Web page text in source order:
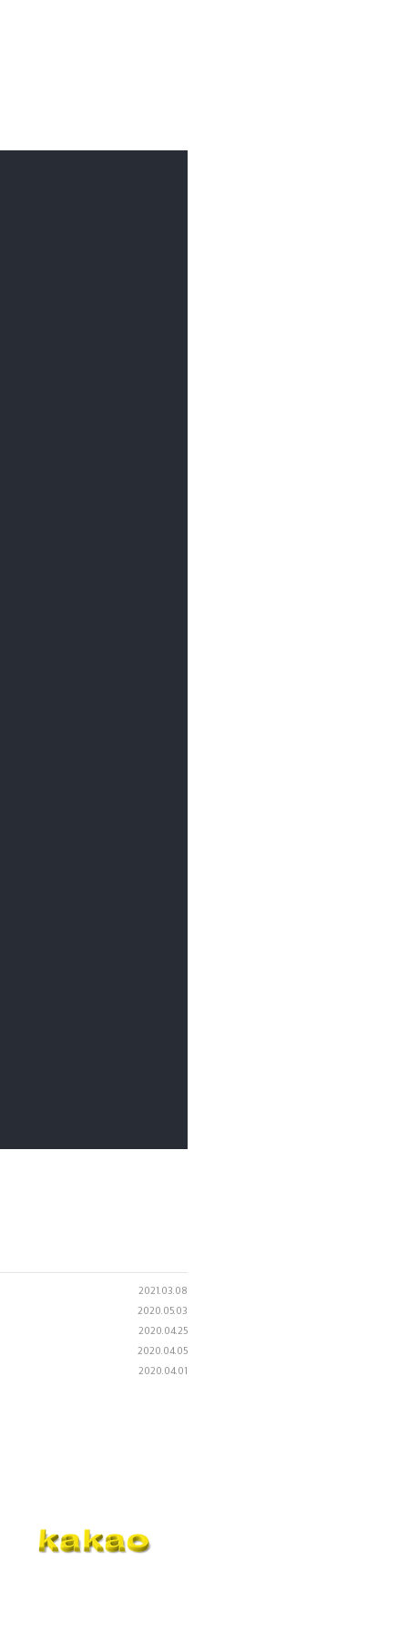
2021.03.08
2020.05.03
2020.04.25
2020.04.05
2020.04.01